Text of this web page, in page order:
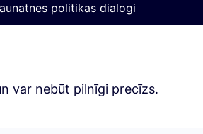
politikas dialogi
var nebūt pilnīgi precīzs.